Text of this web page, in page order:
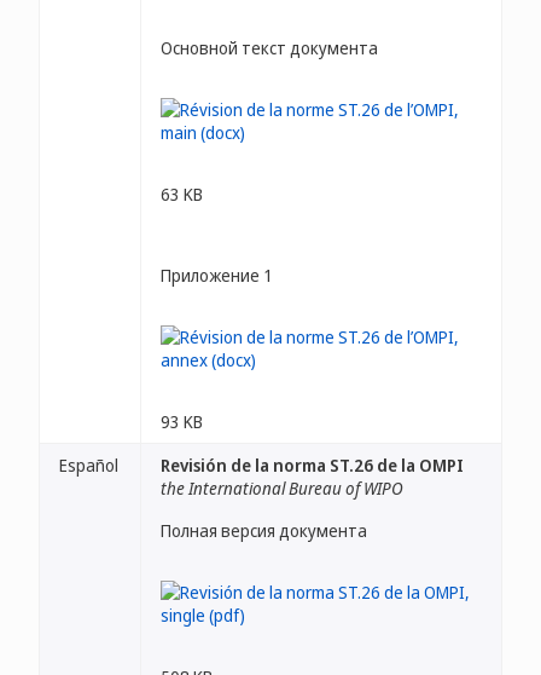
Основной текст документа
63 KB
Приложение 1
93 KB
Español
Revisión de la norma ST.26 de la OMPI
the International Bureau of WIPO
Полная версия документа